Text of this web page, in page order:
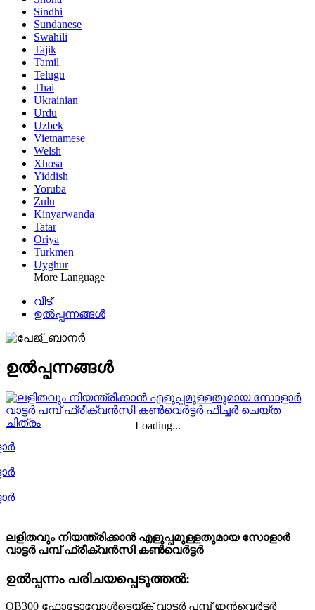
Sindhi
Sundanese
Swahili
Tajik
Tamil
Telugu
Thai
Ukrainian
Urdu
Uzbek
Vietnamese
Welsh
Xhosa
Yiddish
Yoruba
Zulu
Kinyarwanda
Tatar
Oriya
Turkmen
Uyghur
More Language
വീട്
ഉൽപ്പന്നങ്ങൾ
ഉൽപ്പന്നങ്ങൾ
Loading...
ലളിതവും നിയന്ത്രിക്കാൻ എളുപ്പമുള്ളതുമായ സോളാർ
വാട്ടർ പമ്പ് ഫ്രീക്വൻസി കൺവെർട്ടർ
ഉൽപ്പന്നം പരിചയപ്പെടുത്തൽ:
QB300 ഫോട്ടോവോൾട്ടെയ്ക് വാട്ടർ പമ്പ് ഇൻവെർട്ടർ